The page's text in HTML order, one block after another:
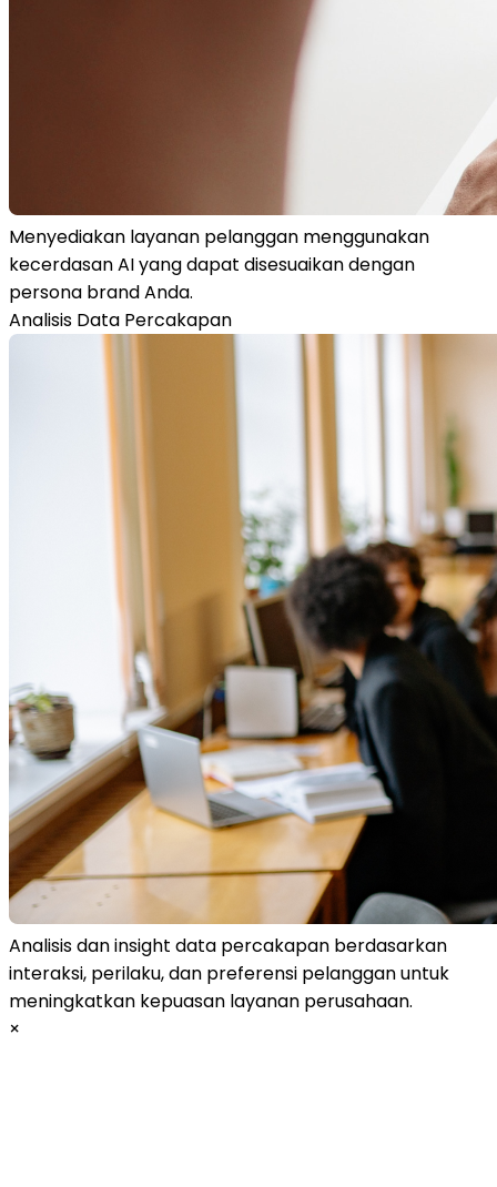
Menyediakan layanan pelanggan menggunakan
kecerdasan AI yang dapat disesuaikan dengan
persona brand Anda.
Analisis Data Percakapan
Analisis dan insight data percakapan berdasarkan
interaksi, perilaku, dan preferensi pelanggan untuk
meningkatkan kepuasan layanan perusahaan.
×